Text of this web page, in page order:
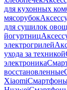
для кухонных
мясорубок
для сушилок
йогуртниц
электрогрилей
ухода за техникой
электроника
восстановленные
Xiaomi